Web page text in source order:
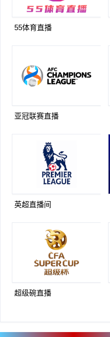
55体育直播
亚冠联赛直播
英超直播间
超级碗直播